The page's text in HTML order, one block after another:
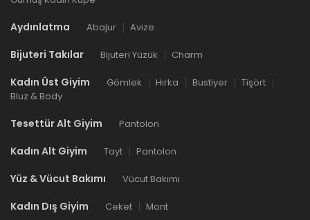
Aydınlatma Abajur Avize
Bijuteri Takılar Bijuteri Yüzük Charm
Kadın Üst Giyim Gömlek Hırka Bustiyer
Tişört
Bluz & Body
Tesettür Alt Giyim Pantolon
Kadın Alt Giyim Tayt Pantolon
Yüz & Vücut Bakımı Vücut Bakımı
Kadın Dış Giyim Ceket Mont